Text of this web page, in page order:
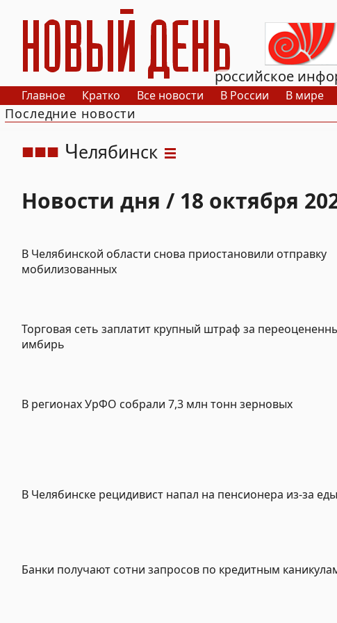
РИА Новый День
российское
Главное Кратко Все новости В России В мире
Последние новости
Челябинск
Новости дня / 18 октября
В Челябинской области снова приостановили отправку
мобилизованных
Торговая сеть заплатит крупный штраф за
имбирь
В регионах УрФО собрали 7,3 млн тонн зерновых
В Челябинске рецидивист напал на пенсионера из-за еды
Банки получают сотни запросов по кредитным